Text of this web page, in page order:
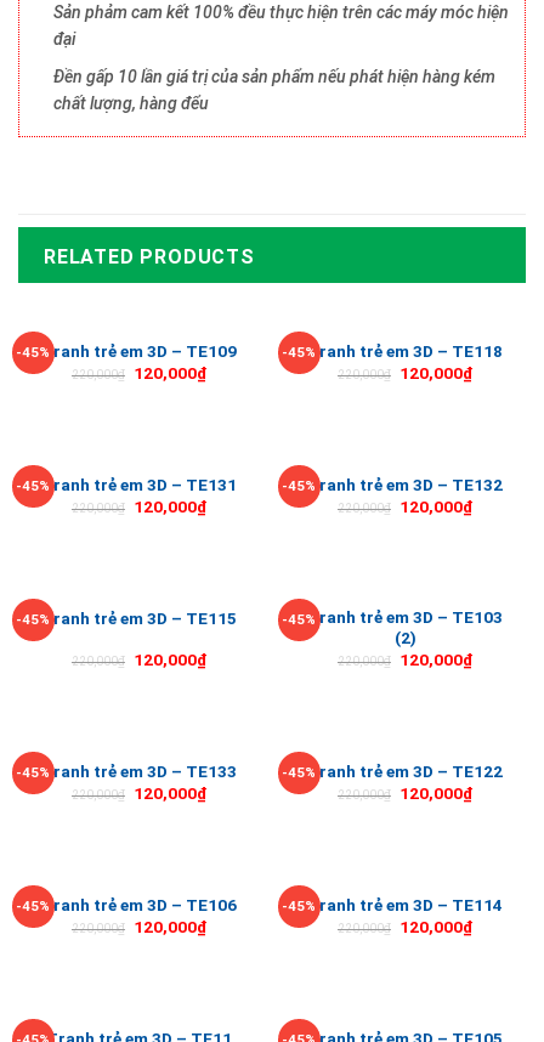
Sản phảm cam kết 100% đều thực hiện trên các máy móc hiện
đại
Đền gấp 10 lần giá trị của sản phẩm nếu phát hiện hàng kém
chất lượng, hàng đểu
RELATED PRODUCTS
-45%Tranh trẻ em 3D – TE109
220,000₫ 120,000₫
-45%Tranh trẻ em 3D – TE118
220,000₫ 120,000₫
-45%Tranh trẻ em 3D – TE131
220,000₫ 120,000₫
-45%Tranh trẻ em 3D – TE132
220,000₫ 120,000₫
-45%Tranh trẻ em 3D – TE115
220,000₫ 120,000₫
-45%Tranh trẻ em 3D – TE103
(2)
220,000₫ 120,000₫
-45%Tranh trẻ em 3D – TE133
220,000₫ 120,000₫
-45%Tranh trẻ em 3D – TE122
220,000₫ 120,000₫
-45%Tranh trẻ em 3D – TE106
220,000₫ 120,000₫
-45%Tranh trẻ em 3D – TE114
220,000₫ 120,000₫
Tranh trẻ em 3D – TE11 Tranh trẻ em 3D – TE105